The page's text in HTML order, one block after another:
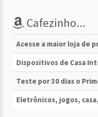
Cafezinho...
Acesse a maior loja de
Dispositivos de Casa
Teste por 30 dias o
Eletrônicos, jogos,